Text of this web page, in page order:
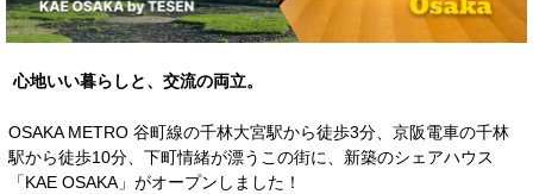
心地いい暮らしと、交流の両立。
OSAKA METRO 谷町線の千林大宮駅から徒歩3分、京阪電車の千林
駅から徒歩10分、下町情緒が漂うこの街に、新築のシェアハウス
「KAE OSAKA」がオープンしました！